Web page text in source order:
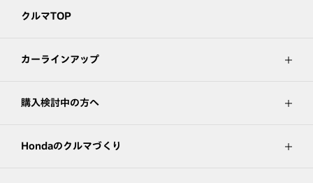
クルマTOP
カーラインアップ
購入検討中の方へ
Hondaのクルマづくり